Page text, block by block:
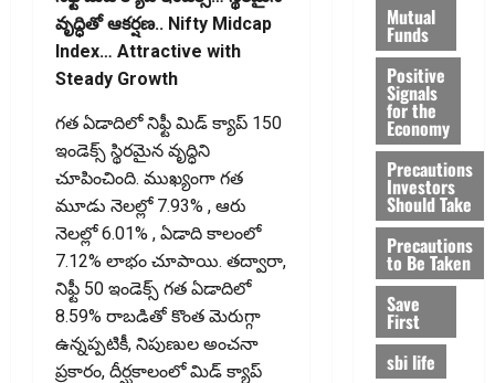
వృద్ధితో ఆకర్షణ.. Nifty Midcap
Index… Attractive with
Steady Growth
గత ఏడాదిలో నిఫ్టీ మిడ్ క్యాప్ 150
ఇండెక్స్ స్థిరమైన వృద్ధిని
చూపించింది. ముఖ్యంగా గత
మూడు నెలల్లో 7.93% , ఆరు
నెలల్లో 6.01% , ఏడాది కాలంలో
7.12% లాభం చూపాయి. తద్వారా,
నిఫ్టీ 50 ఇండెక్స్ గత ఏడాదిలో
8.59% రాబడితో కొంత మెరుగ్గా
ఉన్నప్పటికీ, నిపుణుల అంచనా
ప్రకారం, దీర్ఘకాలంలో మిడ్ క్యాప్
Mutual
Funds
Positive
Signals
for the
Economy
Precautions
Investors
Should Take
Precautions
to Be Taken
Save
First
sbi life